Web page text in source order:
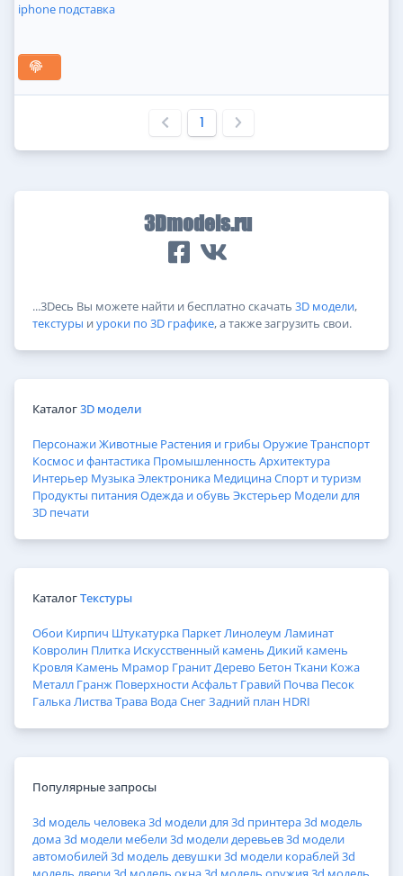
iphone подставка
1
3Dmodels.ru
...3Dесь Вы можете найти и бесплатно скачать 3D модели,
текстуры и уроки по 3D графике, а также загрузить свои.
Каталог3D модели
ПерсонажиЖивотные Растения и грибы ОружиеТранспорт
Космос и фантастика Промышленность Архитектура
Интерьер МузыкаЭлектроника МедицинаСпорт и туризм
Продукты питания Одежда и обувь Экстерьер Модели для
3D печати
КаталогТекстуры
Обои Кирпич Штукатурка ПаркетЛинолеум Ламинат
Ковролин Плитка Искусственный камень Дикий камень
Кровля Камень Мрамор ГранитДерево БетонТкани Кожа
Металл Гранж ПоверхностиАсфальт Гравий Почва Песок
ГалькаЛистваТрава ВодаСнегЗадний план HDRI
Популярные запросы
3d модель человека3d модели для 3d принтера3d модель
дома3d модели мебели3d модели деревьев3d модели
автомобилей3d модель девушки3d модели кораблей3d